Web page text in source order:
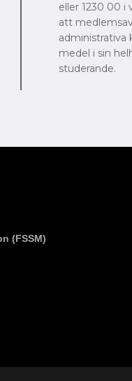
eller 1230 00 i
att
administrativa
medel i sin
studerande.
(FSSM)